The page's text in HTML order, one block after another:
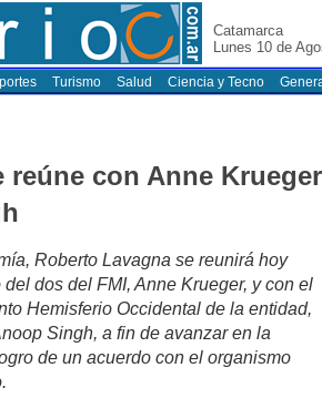
Catamarca
Lunes 10 de
Turismo Salud Ciencia y Tecno
reúne con Anne Krueger
Roberto Lavagna se reunirá hoy
dos del FMI, Anne Krueger, y con el
Hemisferio Occidental de la entidad,
Singh, a fin de avanzar en la
de un acuerdo con el organismo